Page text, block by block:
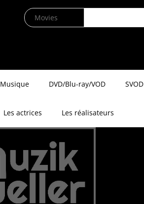
Musique DVD/Blu-ray/VOD SVOD
Les actrices Les réalisateurs